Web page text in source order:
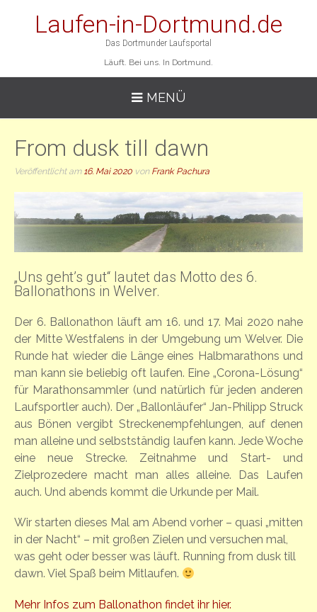
Laufen-in-Dortmund.de
Das Dortmunder Laufsportal
Läuft. Bei uns. In Dortmund.
MENÜ
From dusk till dawn
Veröffentlicht am 16. Mai 2020 von Frank Pachura
„Uns geht’s gut“ lautet das Motto des 6.
Ballonathons in Welver.
Der 6. Ballonathon läuft am 16. und 17. Mai 2020 nahe
der Mitte Westfalens in der Umgebung um Welver. Die
Runde hat wieder die Länge eines Halbmarathons und
man kann sie beliebig oft laufen. Eine „Corona-Lösung“
für Marathonsammler (und natürlich für jeden anderen
Laufsportler auch). Der „Ballonläufer“ Jan-Philipp Struck
aus Bönen vergibt Streckenempfehlungen, auf denen
man alleine und selbstständig laufen kann. Jede Woche
eine neue Strecke. Zeitnahme und Start- und
Zielprozedere macht man alles alleine. Das Laufen
auch. Und abends kommt die Urkunde per Mail.
Wir starten dieses Mal am Abend vorher – quasi „mitten
in der Nacht“ – mit großen Zielen und versuchen mal,
was geht oder besser was läuft. Running from dusk till
dawn. Viel Spaß beim Mitlaufen.
Mehr Infos zum Ballonathon findet ihr hier.